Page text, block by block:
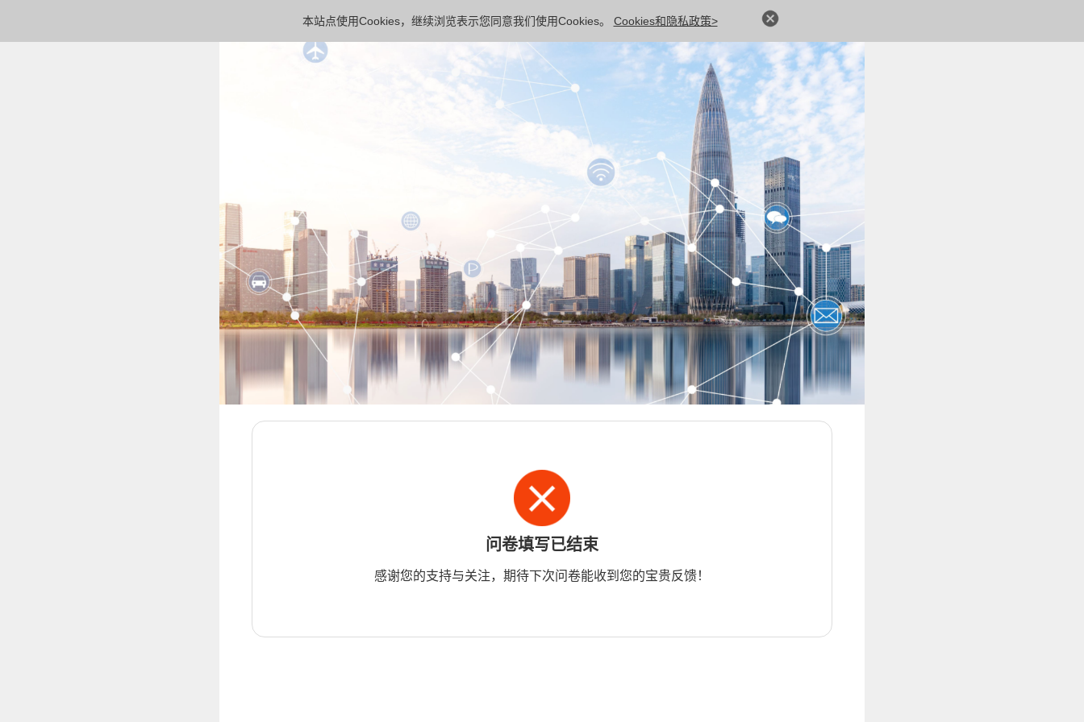
本站点使用Cookies，继续浏览表示您同意我们使用Cookies。 Cookies和隐私政策>
问卷填写已结束
感谢您的支持与关注，期待下次问卷能收到您的宝贵反馈！